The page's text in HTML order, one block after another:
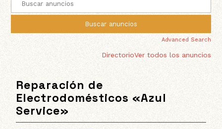
Advanced Search
DirectorioVer todos los anuncios
Reparación de
Electrodomésticos «Azul
Service»